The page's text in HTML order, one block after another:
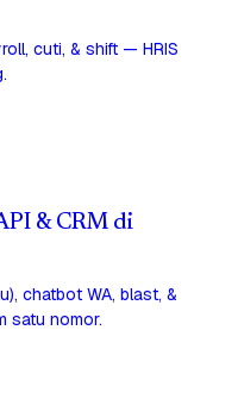
cuti, & shift — HRIS
& CRM di
chatbot WA, blast, &
satu nomor.